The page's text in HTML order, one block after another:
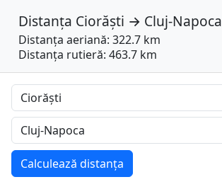
Distanța Ciorăști → Cluj-Napoca
Distanța aeriană: 322.7 km
Distanța rutieră: 463.7 km
Calculează distanța